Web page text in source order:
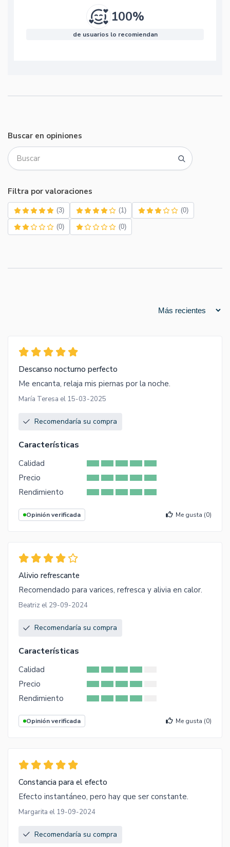
100%
de usuarios lo recomiendan
Buscar en opiniones
Filtra por valoraciones
(3) (1) (0)
(0) (0)
Descanso nocturno perfecto
Me encanta, relaja mis piernas por la noche.
María Teresa el 15-03-2025
Recomendaría su compra
Características
Calidad
Precio
Rendimiento
Opinión verificada Me gusta (0)
Alivio refrescante
Recomendado para varices, refresca y alivia en calor.
Beatriz el 29-09-2024
Recomendaría su compra
Características
Calidad
Precio
Rendimiento
Opinión verificada Me gusta (0)
Constancia para el efecto
Efecto instantáneo, pero hay que ser constante.
Margarita el 19-09-2024
Recomendaría su compra